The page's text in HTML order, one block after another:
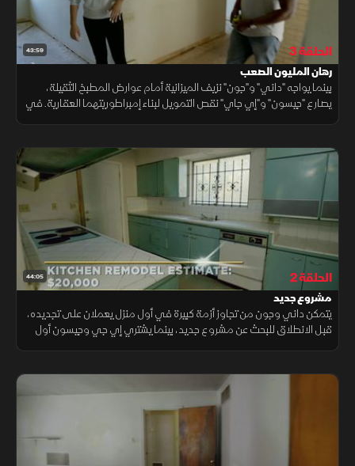
43:59 الحلقة 3
رهان المليون الصعب
بينما يواجه "داني" و"جون" نزيف الميزانية أمام عوارض المطبخ الثقيلة،
يصارع "جيسون" و"إي جاي" نقص التمويل لبناء إمبراطوريتهما العقارية. في
44:05 الحلقة 2
مشروع جديد
يتمكن داني وجون من تجاوز أزمة كبيرة في أول منزل يعملان على تجديده،
قبل الانطلاق للبحث عن مشروع جديد، بينما يشتري إي جي وجيسون أول